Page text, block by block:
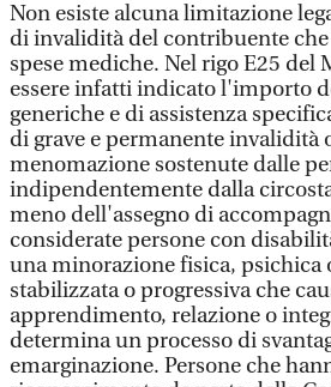
Non esiste alcuna limitazione
di invalidità del contribuente
spese mediche. Nel rigo E25 del
essere infatti indicato l'importo
generiche e di assistenza
di grave e permanente invalidità
menomazione sostenute dalle
indipendentemente dalla
meno dell'assegno di
considerate persone con
una minorazione fisica, psichica
stabilizzata o progressiva che
apprendimento, relazione o
determina un processo di
emarginazione. Persone che